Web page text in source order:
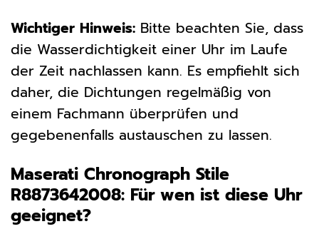
Wichtiger Hinweis: Bitte beachten Sie, dass
die Wasserdichtigkeit einer Uhr im Laufe
der Zeit nachlassen kann. Es empfiehlt sich
daher, die Dichtungen regelmäßig von
einem Fachmann überprüfen und
gegebenenfalls austauschen zu lassen.
Maserati Chronograph Stile
R8873642008: Für wen ist diese Uhr
geeignet?